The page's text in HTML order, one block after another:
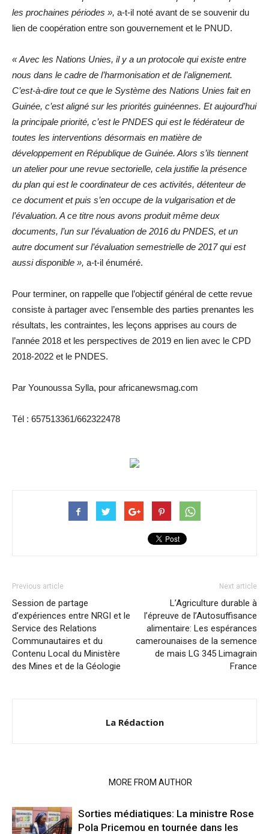
les prochaines périodes », a-t-il noté avant de se souvenir du
lien de coopération entre son gouvernement et le PNUD.
« Avec les Nations Unies, il y a un protocole qui existe entre
nous dans le cadre de l’harmonisation et de l’alignement.
C’est-à-dire tout ce que le Système des Nations Unies fait en
Guinée, c’est aligné sur les priorités guinéennes. Et aujourd’hui
la principale priorité, c’est le PNDES qui est le fédérateur de
toutes les interventions désormais en matière de
développement en République de Guinée. Alors s’ils tiennent
un atelier pour une revue sectorielle, cela justifie la présence
du plan qui est le coordinateur de ces activités, détenteur de
ce document et puis s’en occupe de la vulgarisation et de
l’évaluation. A ce titre nous avons produit même deux
documents, l’un sur l’évaluation de 2016 du PNDES, et un
autre document sur l’évaluation semestrielle de 2017 qui est
aussi disponible », a-t-il énuméré.
Pour terminer, on rappelle que l’objectif général de cette revue
consiste à partager avec l’ensemble des parties prenantes les
résultats, les contraintes, les leçons apprises au cours de
l’année 2018 et les perspectives de 2019 en lien avec le CPD
2018-2022 et le PNDES.
Par Younoussa Sylla, pour africanewsmag.com
Tél : 657513361/662322478
Previous article
Session de partage
d’expériences entre NRGI et le
Service des Relations
Communautaires et du
Contenu Local du Ministère
des Mines et de la Géologie
Next article
L’Agriculture durable à
l’épreuve de l’Autosuffisance
alimentaire: Les espérances
camerounaises de la semence
de mais LG 345 Limagrain
France
La Rédaction
MORE FROM AUTHOR
Sorties médiatiques: La ministre Rose
Pola Pricemou en tournée dans les